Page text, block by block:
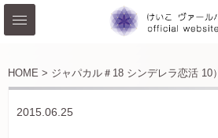
HOME > ジャパカル＃18 シンデレラ恋活 10）
2015.06.25